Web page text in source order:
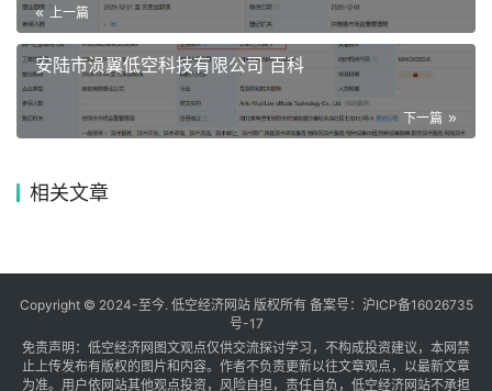
上一篇
安陆市涢翼低空科技有限公司 百科
下一篇
相关文章
Copyright © 2024-至今. 低空经济网站 版权所有 备案号： 沪ICP备16026735
号-17
免责声明：低空经济网图文观点仅供交流探讨学习，不构成投资建议，本网禁
止上传发布有版权的图片和内容。作者不负责更新以往文章观点，以最新文章
为准。用户依网站其他观点投资，风险自担，责任自负，低空经济网站不承担